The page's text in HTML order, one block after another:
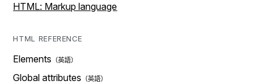
HTML: Markup language
HTML REFERENCE
Elements
Global attributes